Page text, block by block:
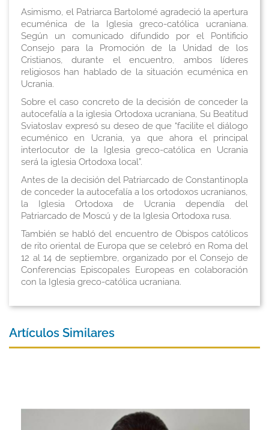
Asimismo, el Patriarca Bartolomé agradeció la apertura
ecuménica de la Iglesia greco-católica ucraniana.
Según un comunicado difundido por el Pontificio
Consejo para la Promoción de la Unidad de los
Cristianos, durante el encuentro, ambos líderes
religiosos han hablado de la situación ecuménica en
Ucrania.
Sobre el caso concreto de la decisión de conceder la
autocefalía a la iglesia Ortodoxa ucraniana, Su Beatitud
Sviatoslav expresó su deseo de que “facilite el diálogo
ecuménico en Ucrania, ya que ahora el principal
interlocutor de la Iglesia greco-católica en Ucrania
será la iglesia Ortodoxa local”.
Antes de la decisión del Patriarcado de Constantinopla
de conceder la autocefalía a los ortodoxos ucranianos,
la Iglesia Ortodoxa de Ucrania dependía del
Patriarcado de Moscú y de la Iglesia Ortodoxa rusa.
También se habló del encuentro de Obispos católicos
de rito oriental de Europa que se celebró en Roma del
12 al 14 de septiembre, organizado por el Consejo de
Conferencias Episcopales Europeas en colaboración
con la Iglesia greco-católica ucraniana.
Artículos Similares